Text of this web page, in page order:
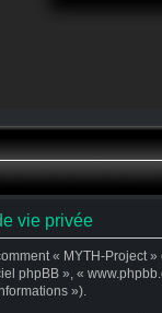
vie privée
« MYTH-Project
phpBB », «
»).